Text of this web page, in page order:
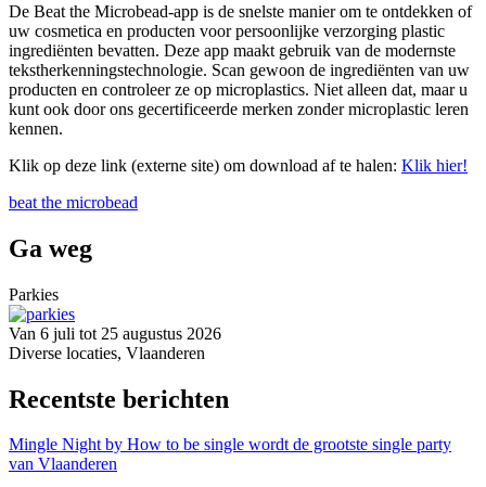
De Beat the Microbead-app is de snelste manier om te ontdekken of
uw cosmetica en producten voor persoonlijke verzorging plastic
ingrediënten bevatten. Deze app maakt gebruik van de modernste
tekstherkenningstechnologie. Scan gewoon de ingrediënten van uw
producten en controleer ze op microplastics. Niet alleen dat, maar u
kunt ook door ons gecertificeerde merken zonder microplastic leren
kennen.
Klik op deze link (externe site) om download af te halen: Klik hier!
beat the microbead
Ga weg
Parkies
Van 6 juli tot 25 augustus 2026
Diverse locaties, Vlaanderen
Recentste berichten
Mingle Night by How to be single wordt de grootste single party
van Vlaanderen